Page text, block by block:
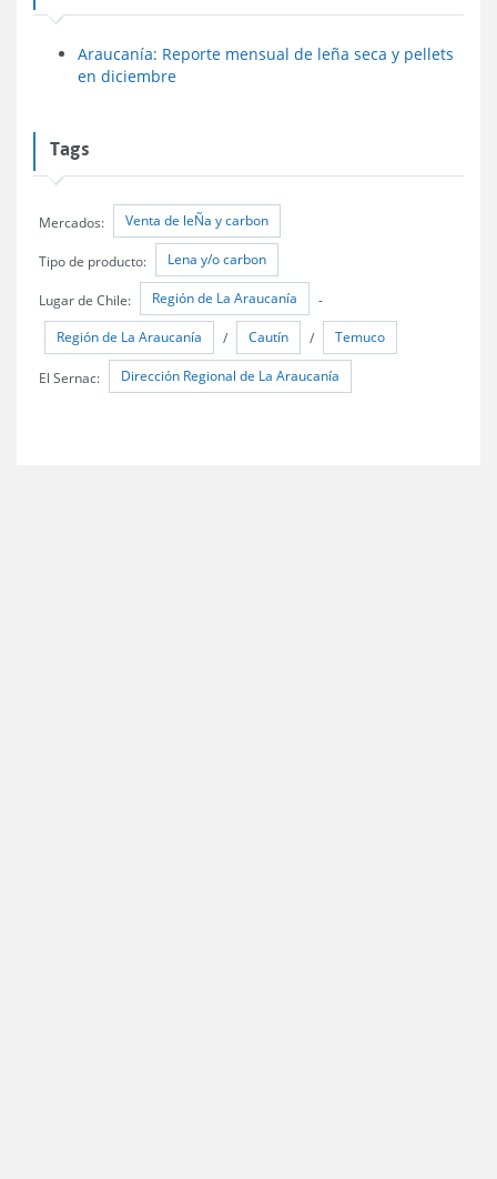
Araucanía: Reporte mensual de leña seca y pellets
en diciembre
Tags
Mercados: Venta de leÑa y carbon
Tipo de producto: Lena y/o carbon
Lugar de Chile: Región de La Araucanía -
Región de La Araucanía / Cautín / Temuco
El Sernac: Dirección Regional de La Araucanía